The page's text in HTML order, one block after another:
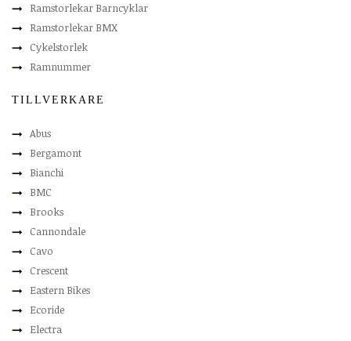
Ramstorlekar Barncyklar
Ramstorlekar BMX
Cykelstorlek
Ramnummer
TILLVERKARE
Abus
Bergamont
Bianchi
BMC
Brooks
Cannondale
Cavo
Crescent
Eastern Bikes
Ecoride
Electra